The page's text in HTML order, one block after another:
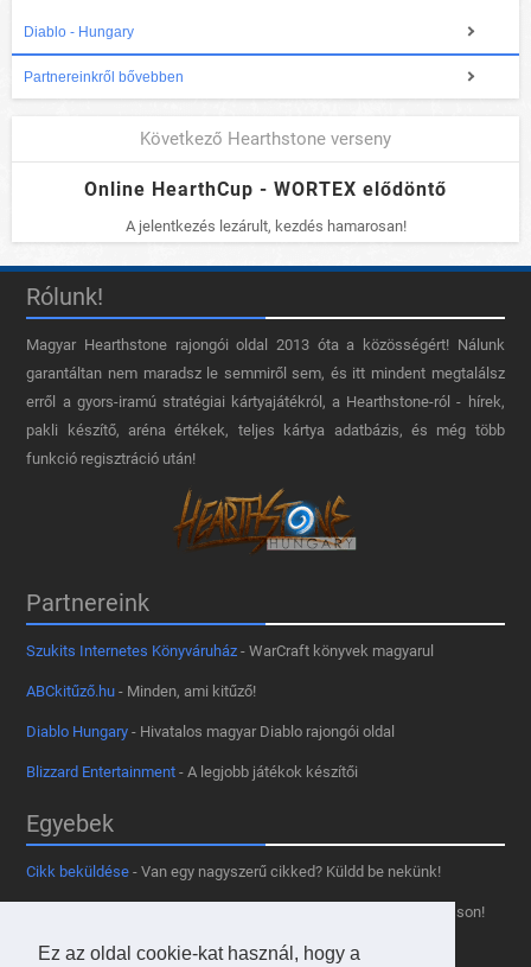
Ez az oldal cookie-kat használ, hogy a
Diablo - Hungary
Partnereinkről bővebben
Következő Hearthstone verseny
Online HearthCup - WORTEX elődöntő
A jelentkezés lezárult, kezdés hamarosan!
Rólunk!
Magyar Hearthstone​ rajongói oldal 2013 óta a közösségért! Nálunk
garantáltan nem maradsz le semmiről sem, és itt mindent megtalálsz
erről a gyors-iramú stratégiai kártyajátékról, a Hearthstone-ról - hírek,
pakli készítő, aréna értékek, teljes kártya adatbázis, és még több
funkció regisztráció után!
Partnereink
Szukits Internetes Könyváruház - WarCraft könyvek magyarul
ABCkitűző.hu - Minden, ami kitűző!
Diablo Hungary - Hivatalos magyar Diablo rajongói oldal
Blizzard Entertainment - A legjobb játékok készítői
Egyebek
Cikk beküldése - Van egy nagyszerű cikked? Küldd be nekünk!
- Tetszik az oldal? Segíts, hogy fennmaradhasson!
Kapcsolat, médiaajánlat- Lépj velünk kapcsolatba!